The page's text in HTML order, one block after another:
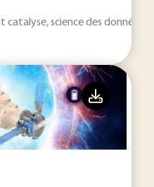
catalyse, science des